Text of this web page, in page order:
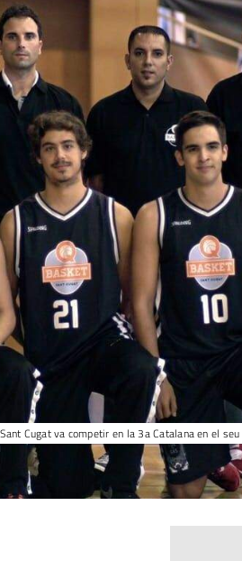
Cugat va competir en la 3a Catalana en el seu